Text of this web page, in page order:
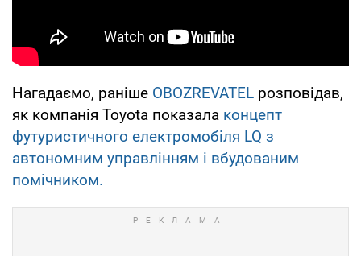
Нагадаємо, раніше OBOZREVATEL розповідав,
як компанія Toyota показала концепт
футуристичного електромобіля LQ з
автономним управлінням і вбудованим
помічником.